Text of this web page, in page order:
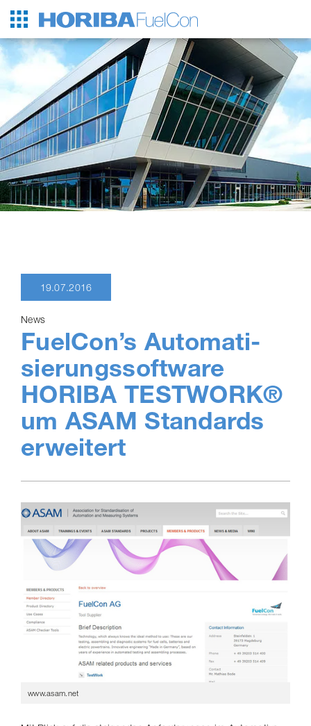
19.07.2016
News
FuelCon’s Auto­ma­ti­
sie­rungs­soft­ware
HORIBA TESTWORK®
um ASAM Standards
erweitert
www.asam.net